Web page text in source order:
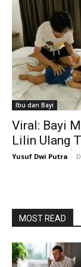
Ibu dan Bayi
Viral: Bayi
Lilin Ulang
Yusuf Dwi Putra -
MOST READ